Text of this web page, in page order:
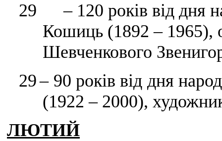
29 – 120 років від дня
Кошиць (1892 – 1965),
Шевченкового
29– 90 років від дня
(1922 – 2000),
ЛЮТИЙ